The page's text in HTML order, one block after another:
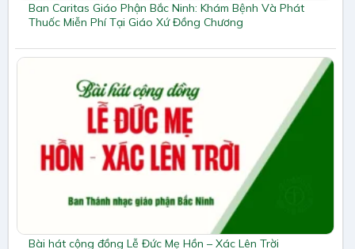
Ban Caritas Giáo Phận Bắc Ninh: Khám Bệnh Và Phát
Thuốc Miễn Phí Tại Giáo Xứ Đồng Chương
Bài hát cộng đồng Lễ Đức Mẹ Hồn – Xác Lên Trời